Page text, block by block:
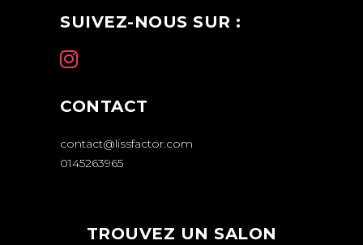
SUIVEZ-NOUS SUR :
CONTACT
contact@lissfactor.com
0145263965
TROUVEZ UN SALON